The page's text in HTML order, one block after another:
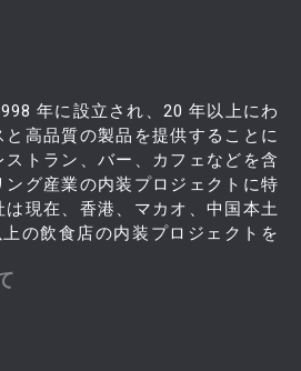
年に設立され、20 年以上にわ
高品質の製品を提供することに
トラン、バー、カフェなどを含
グ産業の内装プロジェクトに特
現在、香港、マカオ、中国本土
の飲食店の内装プロジェクトを